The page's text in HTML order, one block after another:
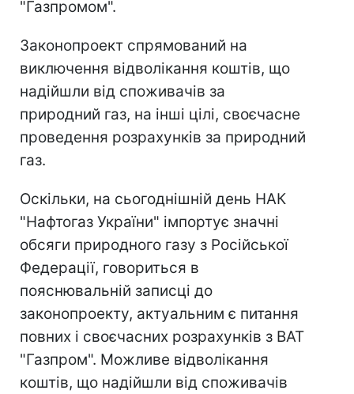
"Газпромом".
Законопроект спрямований на
виключення відволікання коштів, що
надійшли від споживачів за
природний газ, на інші цілі, своєчасне
проведення розрахунків за природний
газ.
Оскільки, на сьогоднішній день НАК
"Нафтогаз України" імпортує значні
обсяги природного газу з Російської
Федерації, говориться в
пояснювальній записці до
законопроекту, актуальним є питання
повних і своєчасних розрахунків з ВАТ
"Газпром". Можливе відволікання
коштів, що надійшли від споживачів